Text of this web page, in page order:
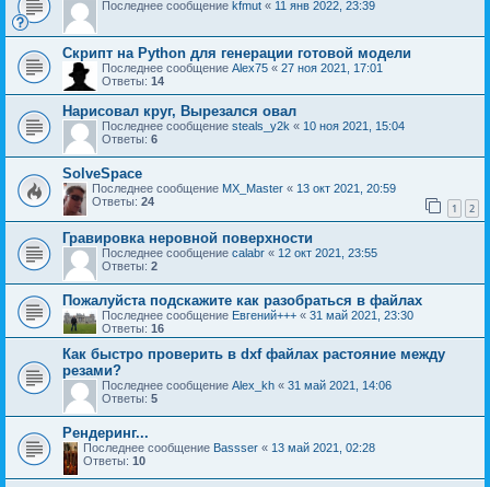
Последнее сообщение kfmut « 11 янв 2022, 23:39
Скрипт на Python для генерации готовой модели
Последнее сообщение Alex75 « 27 ноя 2021, 17:01
Ответы: 14
Нарисовал круг, Вырезался овал
Последнее сообщение steals_y2k « 10 ноя 2021, 15:04
Ответы: 6
SolveSpace
Последнее сообщение MX_Master « 13 окт 2021, 20:59
Ответы: 24 1 2
Гравировка неровной поверхности
Последнее сообщение calabr « 12 окт 2021, 23:55
Ответы: 2
Пожалуйста подскажите как разобраться в файлах
Последнее сообщение Евгений+++ « 31 май 2021, 23:30
Ответы: 16
Как быстро проверить в dxf файлах растояние между
резами?
Последнее сообщение Alex_kh « 31 май 2021, 14:06
Ответы: 5
Рендеринг...
Последнее сообщение Bassser « 13 май 2021, 02:28
Ответы: 10